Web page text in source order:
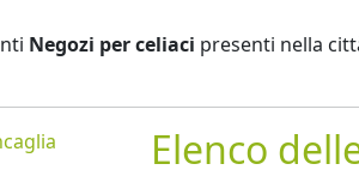
Negozi per celiaci presenti nella
Elenco